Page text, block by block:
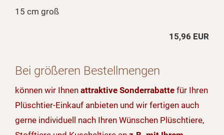
15 cm groß
15,96 EUR
Bei größeren Bestellmengen
können wir Ihnen attraktive Sonderrabatte für Ihren
Plüschtier-Einkauf anbieten und wir fertigen auch
gerne individuell nach Ihren Wünschen Plüschtiere,